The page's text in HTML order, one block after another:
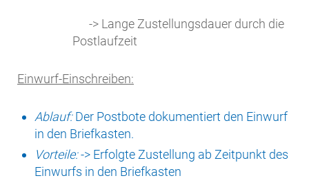
-> Lange Zustellungsdauer durch die
Postlaufzeit
Einwurf-Einschreiben:
Ablauf:Der Postbote dokumentiert den Einwurf
in den Briefkasten.
Vorteile:-> Erfolgte Zustellung ab Zeitpunkt des
Einwurfs in den Briefkasten